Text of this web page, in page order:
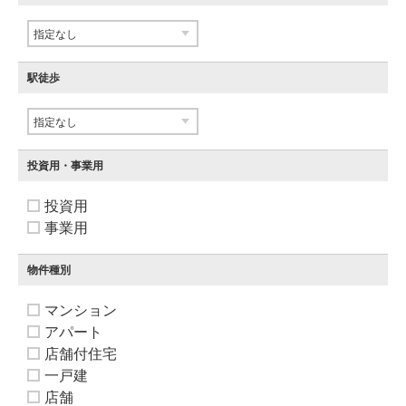
駅徒歩
投資用・事業用
投資用
事業用
物件種別
マンション
アパート
店舗付住宅
一戸建
店舗